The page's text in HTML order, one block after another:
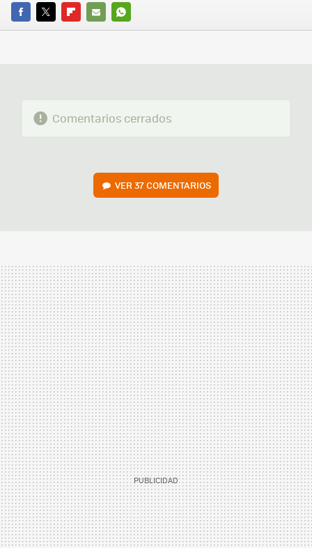
FACEBOOK
TWITTERFLIPBOARD
E-
WHATSAPP
Comentarios cerrados
VER37 COMENTARIOS